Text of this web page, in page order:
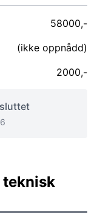
58000,-
(ikke oppnådd)
2000,-